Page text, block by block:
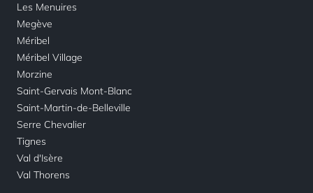
Les Menuires
Megève
Méribel
Méribel Village
Morzine
Saint-Gervais Mont-Blanc
Saint-Martin-de-Belleville
Serre Chevalier
Tignes
Val d'Isère
Val Thorens